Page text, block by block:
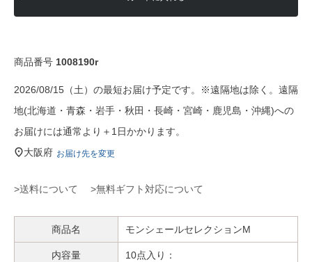
商品番号 1008190r
2026/08/15（土）の最短お届け予定です。※遠隔地は除く。遠隔
地(北海道・青森・岩手・秋田・長崎・宮崎・鹿児島・沖縄)への
お届けには通常より＋1日かかります。
大阪府 お届け先を変更
>送料について >無料ギフト対応について
商品名 モンシェールセレクションM
内容量
10点入り：